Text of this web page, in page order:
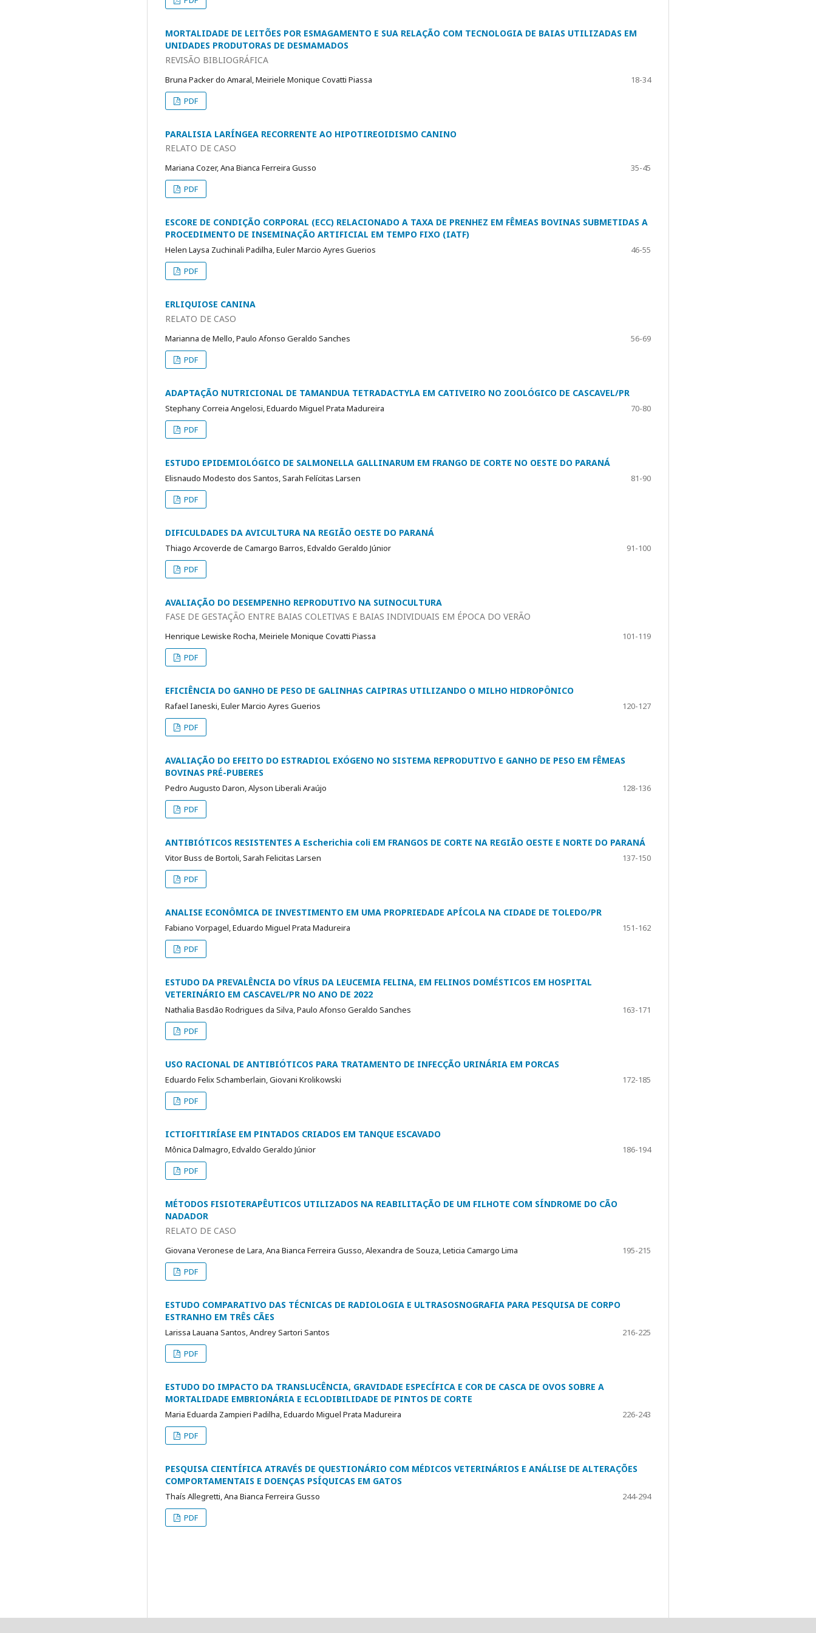
MORTALIDADE DE LEITÕES POR ESMAGAMENTO E SUA RELAÇÃO COM TECNOLOGIA DE BAIAS UTILIZADAS EM
UNIDADES PRODUTORAS DE DESMAMADOS
REVISÃO BIBLIOGRÁFICA
Bruna Packer do Amaral, Meiriele Monique Covatti Piassa
18-34
PDF
PARALISIA LARÍNGEA RECORRENTE AO HIPOTIREOIDISMO CANINO
RELATO DE CASO
Mariana Cozer, Ana Bianca Ferreira Gusso
35-45
PDF
ESCORE DE CONDIÇÃO CORPORAL (ECC) RELACIONADO A TAXA DE PRENHEZ EM FÊMEAS BOVINAS SUBMETIDAS A
PROCEDIMENTO DE INSEMINAÇÃO ARTIFICIAL EM TEMPO FIXO (IATF)
Helen Laysa Zuchinali Padilha, Euler Marcio Ayres Guerios
46-55
PDF
ERLIQUIOSE CANINA
RELATO DE CASO
Marianna de Mello, Paulo Afonso Geraldo Sanches
56-69
PDF
ADAPTAÇÃO NUTRICIONAL DE TAMANDUA TETRADACTYLA EM CATIVEIRO NO ZOOLÓGICO DE CASCAVEL/PR
Stephany Correia Angelosi, Eduardo Miguel Prata Madureira
70-80
PDF
ESTUDO EPIDEMIOLÓGICO DE SALMONELLA GALLINARUM EM FRANGO DE CORTE NO OESTE DO PARANÁ
Elisnaudo Modesto dos Santos, Sarah Felícitas Larsen
81-90
PDF
DIFICULDADES DA AVICULTURA NA REGIÃO OESTE DO PARANÁ
Thiago Arcoverde de Camargo Barros, Edvaldo Geraldo Júnior
91-100
PDF
AVALIAÇÃO DO DESEMPENHO REPRODUTIVO NA SUINOCULTURA
FASE DE GESTAÇÃO ENTRE BAIAS COLETIVAS E BAIAS INDIVIDUAIS EM ÉPOCA DO VERÃO
Henrique Lewiske Rocha, Meiriele Monique Covatti Piassa
101-119
PDF
EFICIÊNCIA DO GANHO DE PESO DE GALINHAS CAIPIRAS UTILIZANDO O MILHO HIDROPÔNICO
Rafael Ianeski, Euler Marcio Ayres Guerios
120-127
PDF
AVALIAÇÃO DO EFEITO DO ESTRADIOL EXÓGENO NO SISTEMA REPRODUTIVO E GANHO DE PESO EM FÊMEAS
BOVINAS PRÉ-PUBERES
Pedro Augusto Daron, Alyson Liberali Araújo
128-136
PDF
ANTIBIÓTICOS RESISTENTES A Escherichia coli EM FRANGOS DE CORTE NA REGIÃO OESTE E NORTE DO PARANÁ
Vitor Buss de Bortoli, Sarah Felicitas Larsen
137-150
PDF
ANALISE ECONÔMICA DE INVESTIMENTO EM UMA PROPRIEDADE APÍCOLA NA CIDADE DE TOLEDO/PR
Fabiano Vorpagel, Eduardo Miguel Prata Madureira
151-162
PDF
ESTUDO DA PREVALÊNCIA DO VÍRUS DA LEUCEMIA FELINA, EM FELINOS DOMÉSTICOS EM HOSPITAL
VETERINÁRIO EM CASCAVEL/PR NO ANO DE 2022
Nathalia Basdão Rodrigues da Silva, Paulo Afonso Geraldo Sanches
163-171
PDF
USO RACIONAL DE ANTIBIÓTICOS PARA TRATAMENTO DE INFECÇÃO URINÁRIA EM PORCAS
Eduardo Felix Schamberlain, Giovani Krolikowski
172-185
PDF
ICTIOFITIRÍASE EM PINTADOS CRIADOS EM TANQUE ESCAVADO
Mônica Dalmagro, Edvaldo Geraldo Júnior
186-194
PDF
MÉTODOS FISIOTERAPÊUTICOS UTILIZADOS NA REABILITAÇÃO DE UM FILHOTE COM SÍNDROME DO CÃO
NADADOR
RELATO DE CASO
Giovana Veronese de Lara, Ana Bianca Ferreira Gusso, Alexandra de Souza, Leticia Camargo Lima
195-215
PDF
ESTUDO COMPARATIVO DAS TÉCNICAS DE RADIOLOGIA E ULTRASOSNOGRAFIA PARA PESQUISA DE CORPO
ESTRANHO EM TRÊS CÃES
Larissa Lauana Santos, Andrey Sartori Santos
216-225
PDF
ESTUDO DO IMPACTO DA TRANSLUCÊNCIA, GRAVIDADE ESPECÍFICA E COR DE CASCA DE OVOS SOBRE A
MORTALIDADE EMBRIONÁRIA E ECLODIBILIDADE DE PINTOS DE CORTE
Maria Eduarda Zampieri Padilha, Eduardo Miguel Prata Madureira
226-243
PDF
PESQUISA CIENTÍFICA ATRAVÉS DE QUESTIONÁRIO COM MÉDICOS VETERINÁRIOS E ANÁLISE DE ALTERAÇÕES
COMPORTAMENTAIS E DOENÇAS PSÍQUICAS EM GATOS
Thaís Allegretti, Ana Bianca Ferreira Gusso
244-294
PDF